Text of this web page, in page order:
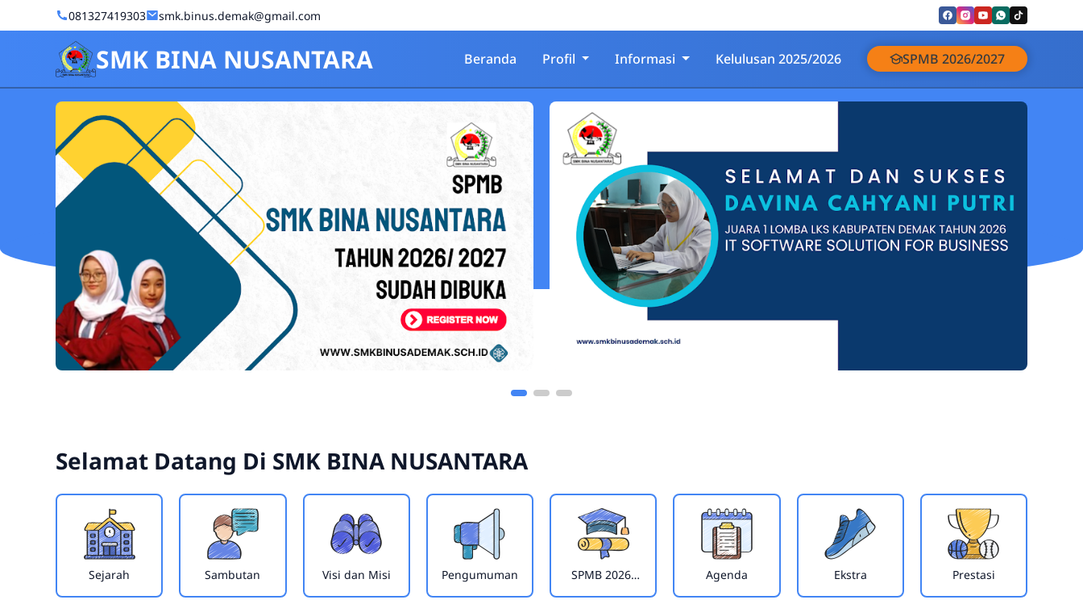
Skip to Content081327419303 smk.binus.demak@gmail.com
SMK BINA NUSANTARA Beranda Profil Informasi Kelulusan 2025/2026 SPMB 2026/2027
Selamat Datang Di SMK BINA NUSANTARA
Sejarah Sambutan Visi dan Misi Pengumuman
SPMB 2026/
Agenda Ekstra Prestasi